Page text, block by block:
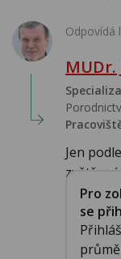
Odpovídá
MUDr.
Jen
Pro
se